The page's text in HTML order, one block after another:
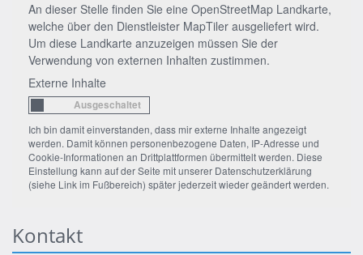
An dieser Stelle finden Sie eine OpenStreetMap Landkarte,
welche über den Dienstleister MapTiler ausgeliefert wird.
Um diese Landkarte anzuzeigen müssen Sie der
Verwendung von externen Inhalten zustimmen.
Externe Inhalte
Ich bin damit einverstanden, dass mir externe Inhalte angezeigt
werden. Damit können personenbezogene Daten, IP-Adresse und
Cookie-Informationen an Drittplattformen übermittelt werden. Diese
Einstellung kann auf der Seite mit unserer Datenschutzerklärung
(siehe Link im Fußbereich) später jederzeit wieder geändert werden.
Kontakt